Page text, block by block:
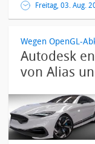
Freitag, 03. Aug.
Wegen OpenGL-
Autodesk
von Alias